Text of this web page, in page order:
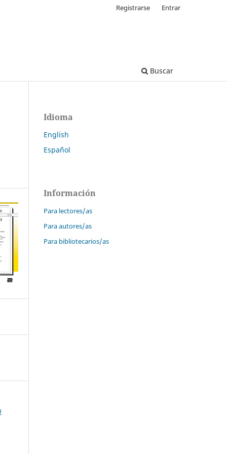
Buscar
Registrarse Entrar
Idioma
English
Español
Información
Para lectores/as
Para autores/as
Para bibliotecarios/as